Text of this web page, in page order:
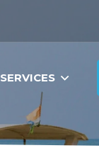
SERVICES